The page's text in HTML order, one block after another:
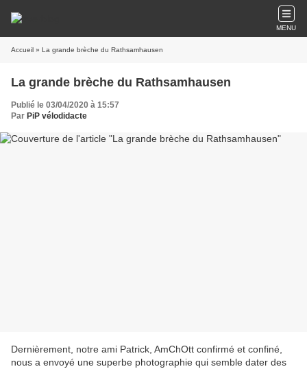
MENU
Accueil » La grande brèche du Rathsamhausen
La grande brèche du Rathsamhausen
Publié le 03/04/2020 à 15:57
Par PiP vélodidacte
Dernièrement, notre ami Patrick, AmChOtt confirmé et confiné,
nous a envoyé une superbe photographie qui semble dater des